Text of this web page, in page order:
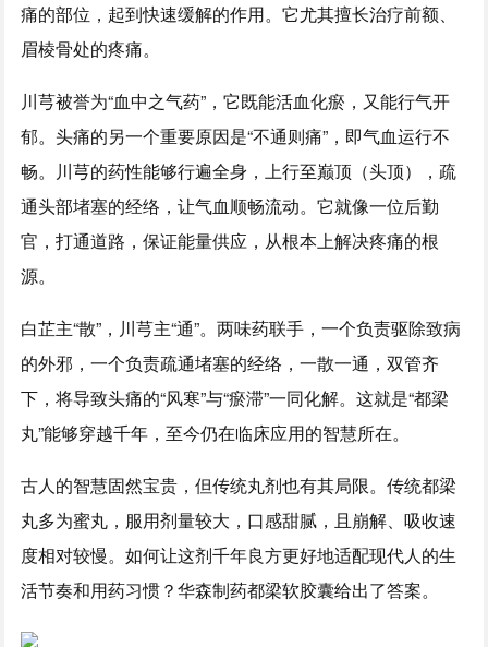
痛的部位，起到快速缓解的作用。它尤其擅长治疗前额、
眉棱骨处的疼痛。
川芎被誉为“血中之气药”，它既能活血化瘀，又能行气开
郁。头痛的另一个重要原因是“不通则痛”，即气血运行不
畅。川芎的药性能够行遍全身，上行至巅顶（头顶），疏
通头部堵塞的经络，让气血顺畅流动。它就像一位后勤
官，打通道路，保证能量供应，从根本上解决疼痛的根
源。
白芷主“散”，川芎主“通”。两味药联手，一个负责驱除致病
的外邪，一个负责疏通堵塞的经络，一散一通，双管齐
下，将导致头痛的“风寒”与“瘀滞”一同化解。这就是“都梁
丸”能够穿越千年，至今仍在临床应用的智慧所在。
古人的智慧固然宝贵，但传统丸剂也有其局限。传统都梁
丸多为蜜丸，服用剂量较大，口感甜腻，且崩解、吸收速
度相对较慢。如何让这剂千年良方更好地适配现代人的生
活节奏和用药习惯？华森制药都梁软胶囊给出了答案。